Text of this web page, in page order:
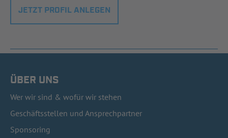
JETZT PROFIL ANLEGEN
ÜBER UNS
Wer wir sind & wofür wir stehen
Geschäftsstellen und Ansprechpartner
Sponsoring